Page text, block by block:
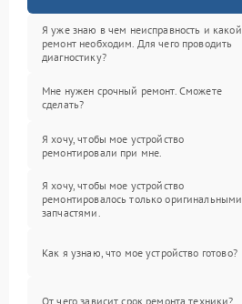
Я уже знаю в чем неисправность и какой
ремонт необходим. Для чего проводить
диагностику?
Мне нужен срочный ремонт. Сможете
сделать?
Я хочу, чтобы мое устройство
ремонтировали при мне.
Я хочу, чтобы мое устройство
ремонтировалось только оригинальными
запчастями.
Как я узнаю, что мое устройство готово?
От чего зависит срок ремонта техники?